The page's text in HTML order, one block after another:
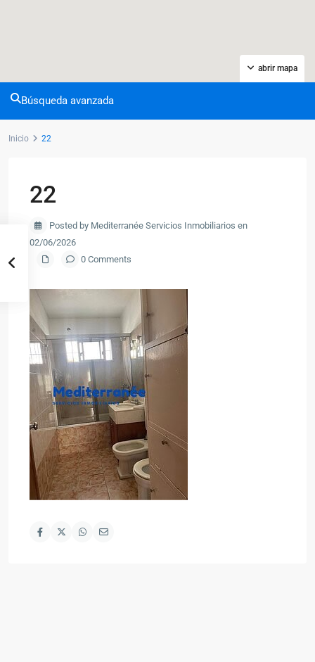
abrir mapa
Búsqueda avanzada
Inicio 22
22
Posted by Mediterranée Servicios Inmobiliarios en
02/06/2026
0 Comments